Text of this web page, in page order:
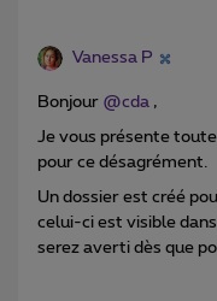
Vanessa P
Bonjour @cda ,
Je vous présente
pour ce désagrément.
Un dossier est créé
celui-ci est visible
serez averti dès que